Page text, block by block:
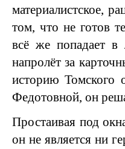
материалистское,
том, что не готов
всё же попадает в
напролёт за
историю Томского
Федотовной, он
Простаивая под
он не является ни